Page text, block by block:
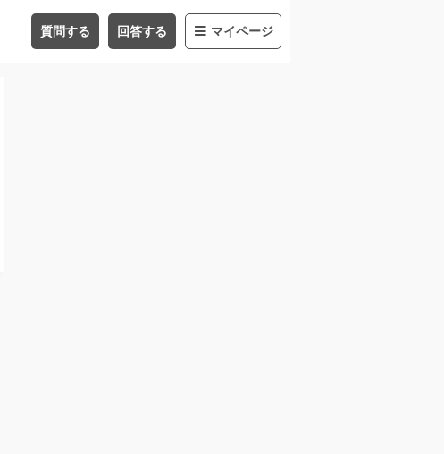
質問する 回答する マイページ